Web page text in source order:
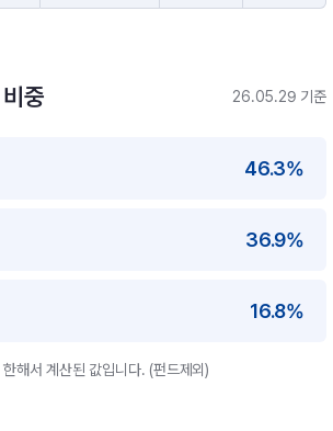
중 26.05.29 기준
46.3%
36.9%
16.8%
해서 계산된 값입니다. (펀드제외)